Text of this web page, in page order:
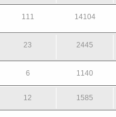
111 14104
23 2445
6 1140
12 1585